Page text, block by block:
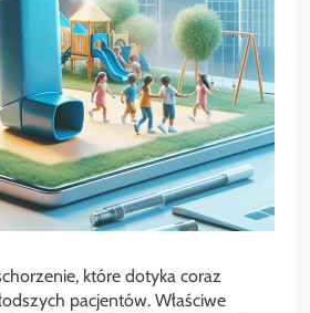
które dotyka coraz
pacjentów. Właściwe